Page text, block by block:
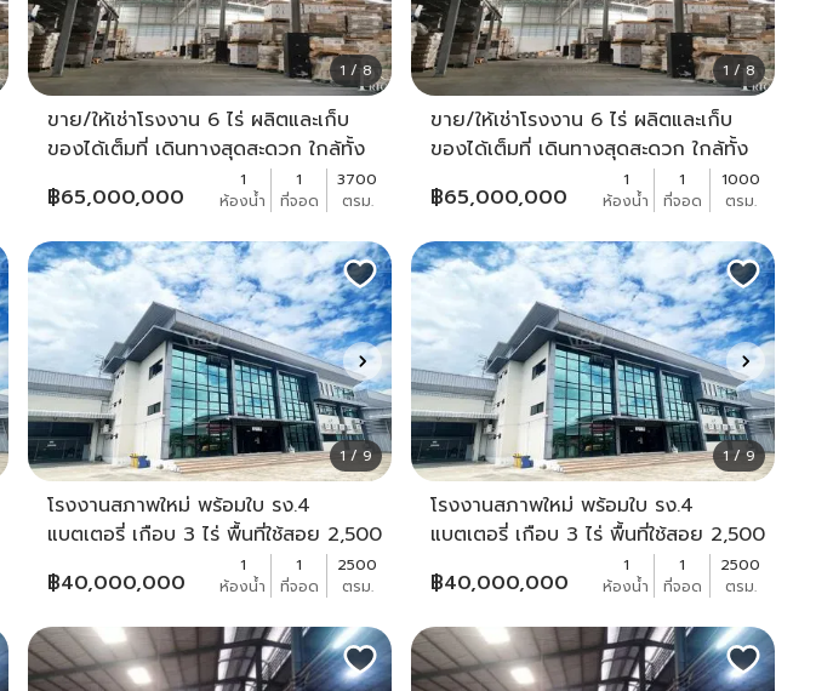
1 / 8
ขาย/ให้เช่าโรงงาน 6 ไร่ ผลิตและเก็บ
ของได้เต็มที่ เดินทางสุดสะดวก ใกล้ทั้ง
สาย 5 และเพชรเกษม - KK2618S
฿65,000,000
1
ห้องน้ำ
1
ที่จอด
3700
ตรม.
1 / 8
ขาย/ให้เช่าโรงงาน 6 ไร่ ผลิตและเก็บ
ของได้เต็มที่ เดินทางสุดสะดวก ใกล้ทั้ง
สาย 5 และเพชรเกษม - KK2618S
฿65,000,000
1
ห้องน้ำ
1
ที่จอด
1000
ตรม.
1 / 9
โรงงานสภาพใหม่ พร้อมใบ รง.4
แบตเตอรี่ เกือบ 3 ไร่ พื้นที่ใช้สอย 2,500
ตร.ม. พื้น Epoxy ทำเลดีเดินทางง่าย
ใกล้พุทธสาคร เพียง 2 นาที -
KK3322S
฿40,000,000
1
ห้องน้ำ
1
ที่จอด
2500
ตรม.
1 / 9
โรงงานสภาพใหม่ พร้อมใบ รง.4
แบตเตอรี่ เกือบ 3 ไร่ พื้นที่ใช้สอย 2,500
ตร.ม. พื้น Epoxy ทำเลดีเดินทางง่าย
ใกล้พุทธสาคร เพียง 2 นาที -
KK3322S
฿40,000,000
1
ห้องน้ำ
1
ที่จอด
2500
ตรม.